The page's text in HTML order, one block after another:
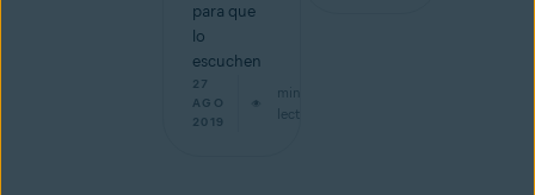
para que
lo
escuchen
27
AGO
2019
min de
lectura